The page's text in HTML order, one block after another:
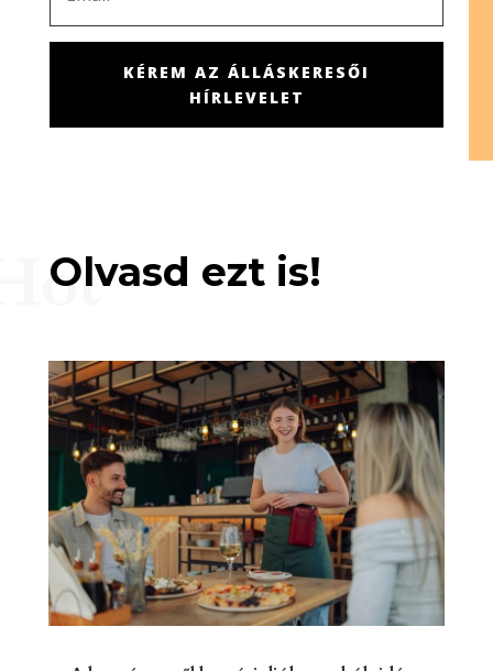
KÉREM AZ ÁLLÁSKERESŐI
HÍRLEVELET
Olvasd ezt is!